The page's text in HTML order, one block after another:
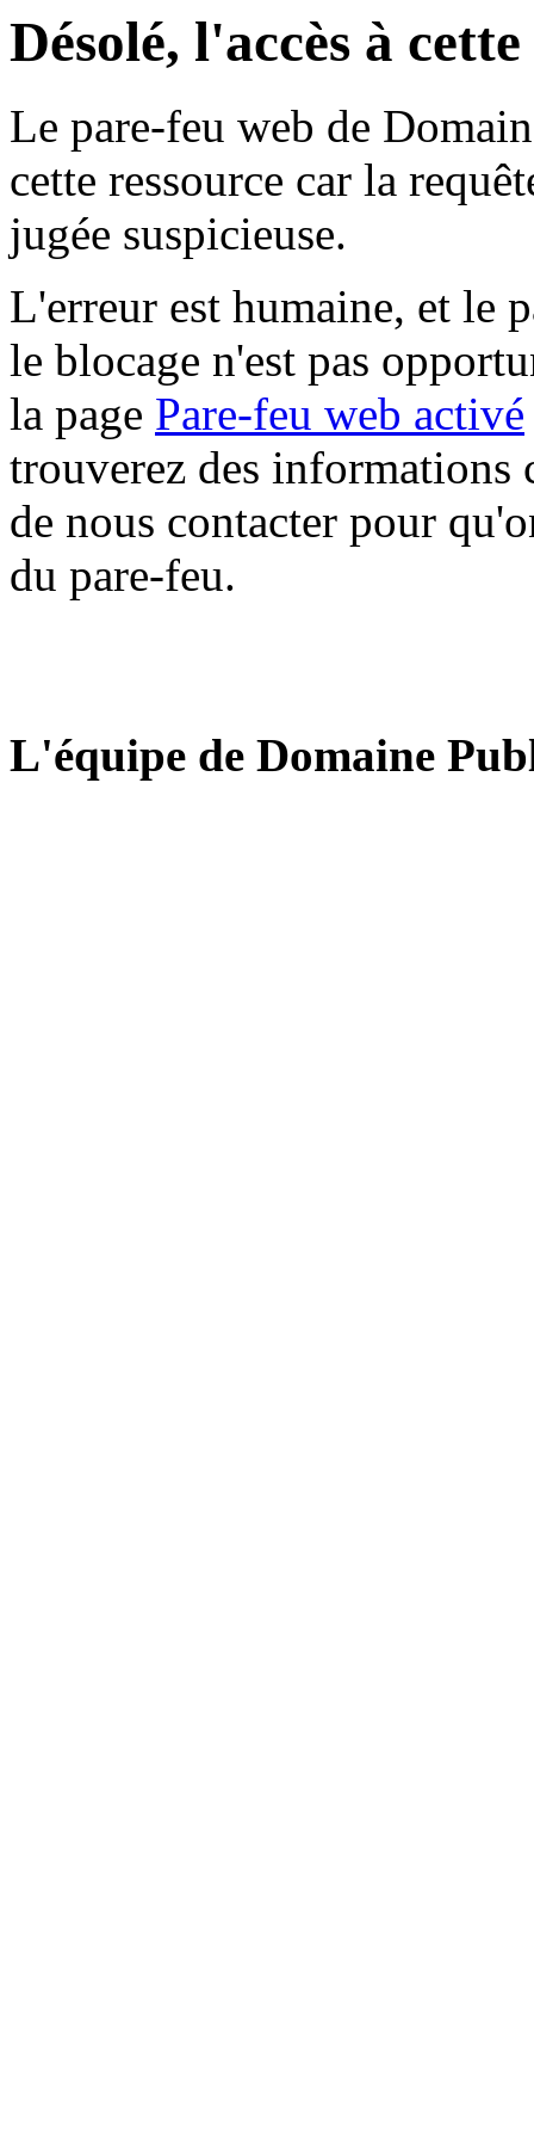
Désolé, l'accès à
Le pare-feu web de
cette ressource car la
jugée suspicieuse.
L'erreur est humaine, et le
le blocage n'est pas
la page Pare-feu web activé
trouverez des informations
de nous contacter pour
du pare-feu.
L'équipe de Domaine